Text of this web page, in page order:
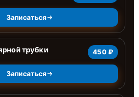
Записаться
трубки 450 ₽
Записаться